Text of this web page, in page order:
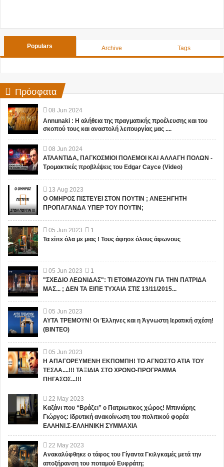
Populars Archive Tags
Πρόσφατα
08 Jun 2024
Annunaki : Η αλήθεια της πραγματικής προέλευσης και του
σκοπού τους και αναστολή λειτουργίας μας ....
08 Jun 2024
ΑΤΛΑΝΤΙΔΑ, ΠΑΓΚΟΣΜΙΟΙ ΠΟΛΕΜΟΙ ΚΑΙ ΑΛΛΑΓΗ ΠΟΛΩΝ -
Τρομακτικές προβλέψεις του Edgar Cayce (Video)
13 Aug 2023
Ο ΟΜΗΡΟΣ ΠΙΣΤΕΥΕΙ ΣΤΟΝ ΠΟΥΤΙΝ ; ΑΝΕΞΗΓΗΤΗ
ΠΡΟΠΑΓΑΝΔΑ ΥΠΕΡ ΤΟΥ ΠΟΥΤΙΝ;
05 Jun 2023
1
Τα είπε όλα με μιας ! Τους άφησε όλους άφωνους
05 Jun 2023
1
"ΣΧΕΔΙΟ ΛΕΩΝΙΔΑΣ": ΤΙ ΕΤΟΙΜΑΖΟΥΝ ΓΙΑ ΤΗΝ ΠΑΤΡΙΔΑ
ΜΑΣ... ; ΔΕΝ ΤΑ ΕΙΠΕ ΤΥΧΑΙΑ ΣΤΙΣ 13/11/2015...
05 Jun 2023
ΑΥΤΑ ΤΡΕΜΟΥΝ! Οι Έλληνες και η Άγνωστη Ιερατική σχέση!
(ΒΙΝΤΕΟ)
05 Jun 2023
Η ΑΠΑΓΟΡΕΥΜΕΝΗ ΕΚΠΟΜΠΗ! ΤΟ ΑΓΝΩΣΤΟ ΑΤΙΑ ΤΟΥ
ΤΕΣΛΑ....!!! ΤΑΞΙΔΙΑ ΣΤΟ ΧΡΟΝΟ-ΠΡΟΓΡΑΜΜΑ
ΠΗΓΑΣΟΣ...!!!
22 May 2023
Καζάνι που “Βράζει” ο Πατριωτικος χώρος! Μπινιάρης
Γιώργος: Ιδρυτική ανακοίνωση του πολιτικού φορέα
ΕΛΛΗΝΙ.Σ-ΕΛΛΗΝΙΚΗ ΣΥΜΜΑΧΙΑ
22 May 2023
Ανακαλύφθηκε ο τάφος του Γίγαντα Γκιλγκαμές μετά την
αποξήρανση του ποταμού Ευφράτη;